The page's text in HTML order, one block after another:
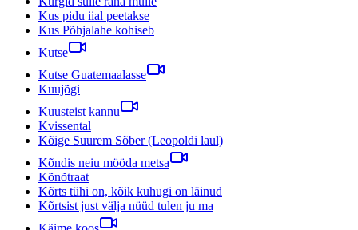
Kus pidu iial peetakse
Kus Põhjalahe kohiseb
Kutse
Kutse Guatemaalasse
Kuujõgi
Kuusteist kannu
Kvissental
Kõige Suurem Sõber (Leopoldi laul)
Kõndis neiu mööda metsa
Kõnõtraat
Kõrts tühi on, kõik kuhugi on läinud
Kõrtsist just välja nüüd tulen ju ma